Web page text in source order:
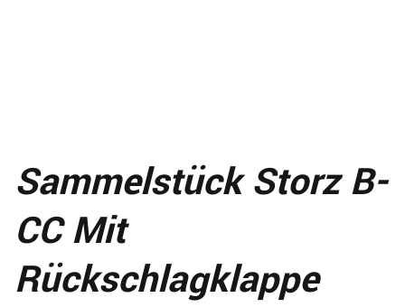
Sammelstück Storz B-
CC Mit
Rückschlagklappe